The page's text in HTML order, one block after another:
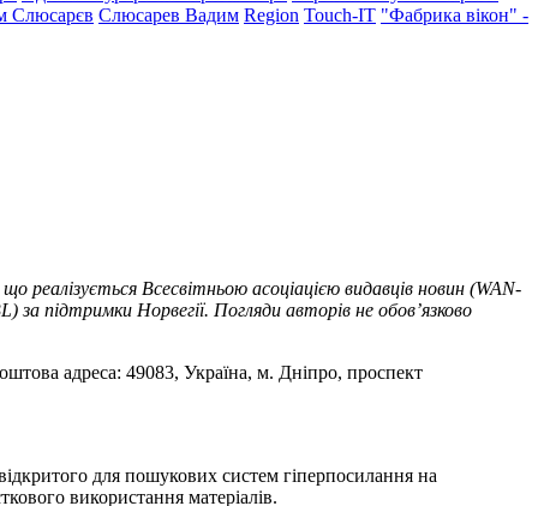
Слюсарєв Слюсарев Вадим Region Touch-IT "Фабрика вікон" -
Всесвітньою асоціацією видавців новин (WAN-
підтримки Норвегії. Погляди авторів не обов’язково
адреса: 49083, Україна, м. Дніпро, проспект
для пошукових систем гіперпосилання на
використання матеріалів.